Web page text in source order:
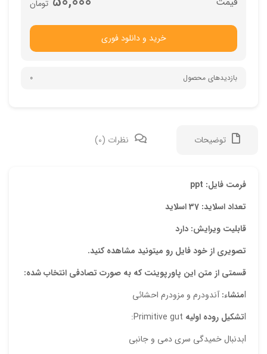
تومان
خرید و دانلود فوری
بازدیدهای محصول 0
توضیحات نظرات (0)
فرمت فایل: ppt
تعداد اسلاید: 37 اسلاید
قابلیت ویرایش: دارد
تصویری از خود فایل رو میتونید مشاهده کنید.
قسمتی از متن این پاورپوینت که به صورت تصادفی انتخاب شده:
lمنشاء:آندودرم و مزودرم احشائی
lتشکیل روده اولیه
lبدنبال خمیدگی سری دمی و جانبی